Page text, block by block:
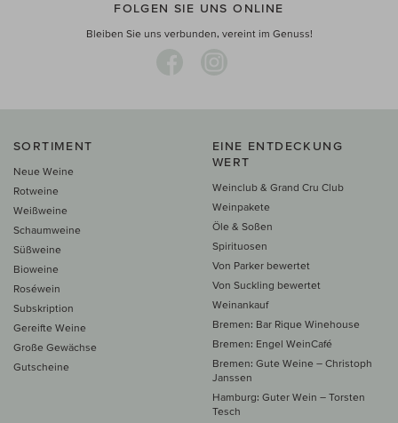
FOLGEN SIE UNS ONLINE
Bleiben Sie uns verbunden, vereint im Genuss!
SORTIMENT
Neue Weine
Rotweine
Weißweine
Schaumweine
Süßweine
Bioweine
Roséwein
Subskription
Gereifte Weine
Große Gewächse
Gutscheine
EINE ENTDECKUNG
WERT
Weinclub & Grand Cru Club
Weinpakete
Öle & Soßen
Spirituosen
Von Parker bewertet
Von Suckling bewertet
Weinankauf
Bremen: Bar Rique Winehouse
Bremen: Engel WeinCafé
Bremen: Gute Weine – Christoph
Janssen
Hamburg: Guter Wein – Torsten
Tesch